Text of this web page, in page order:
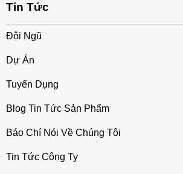
Tin Tức
Đội Ngũ
Dự Án
Tuyển Dụng
Blog Tin Tức Sản Phẩm
Báo Chí Nói Về Chúng Tôi
Tin Tức Công Ty